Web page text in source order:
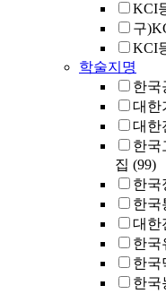
KCI
구
KCI
학술지명
한국
대한
대한
한국
집 (99)
한국
한국
대한
한국
한국
한국